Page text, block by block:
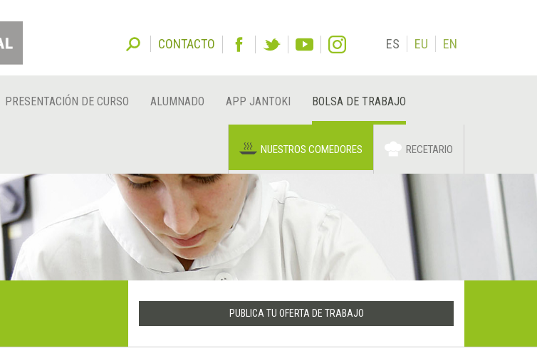
CONTACTO ES EU EN
PRESENTACIÓN DE CURSO ALUMNADO APP JANTOKI BOLSA DE TRABAJO
NUESTROS COMEDORES RECETARIO
PUBLICA TU OFERTA DE TRABAJO